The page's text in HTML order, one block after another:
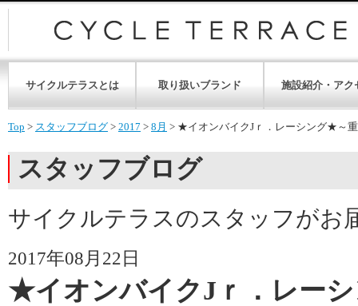
サイクルテラスとは 取り扱いブランド 施設紹介・アク
Top > スタッフブログ > 2017 > 8月 > ★イオンバイクJｒ．レーシング★～
スタッフブログ
サイクルテラスのスタッフがお
2017年08月22日
★イオンバイクJｒ．レー